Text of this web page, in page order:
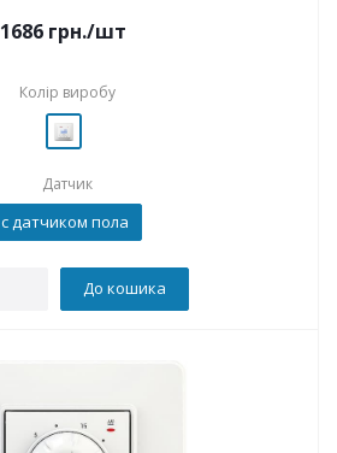
1686 грн./шт
Колір виробу
Датчик
с датчиком пола
До кошика